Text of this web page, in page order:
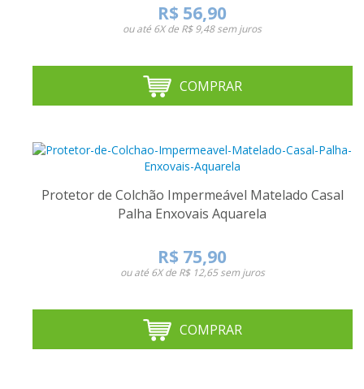
R$ 56,90
ou até 6X de R$ 9,48sem juros
COMPRAR
Protetor de Colchão Impermeável Matelado Casal
Palha Enxovais Aquarela
R$ 75,90
ou até6X de R$ 12,65sem juros
COMPRAR